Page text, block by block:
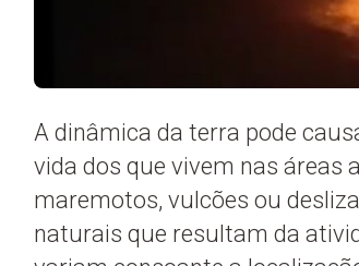
A dinâmica da terra pode
vida dos que vivem nas áreas
maremotos, vulcões ou
naturais que resultam da